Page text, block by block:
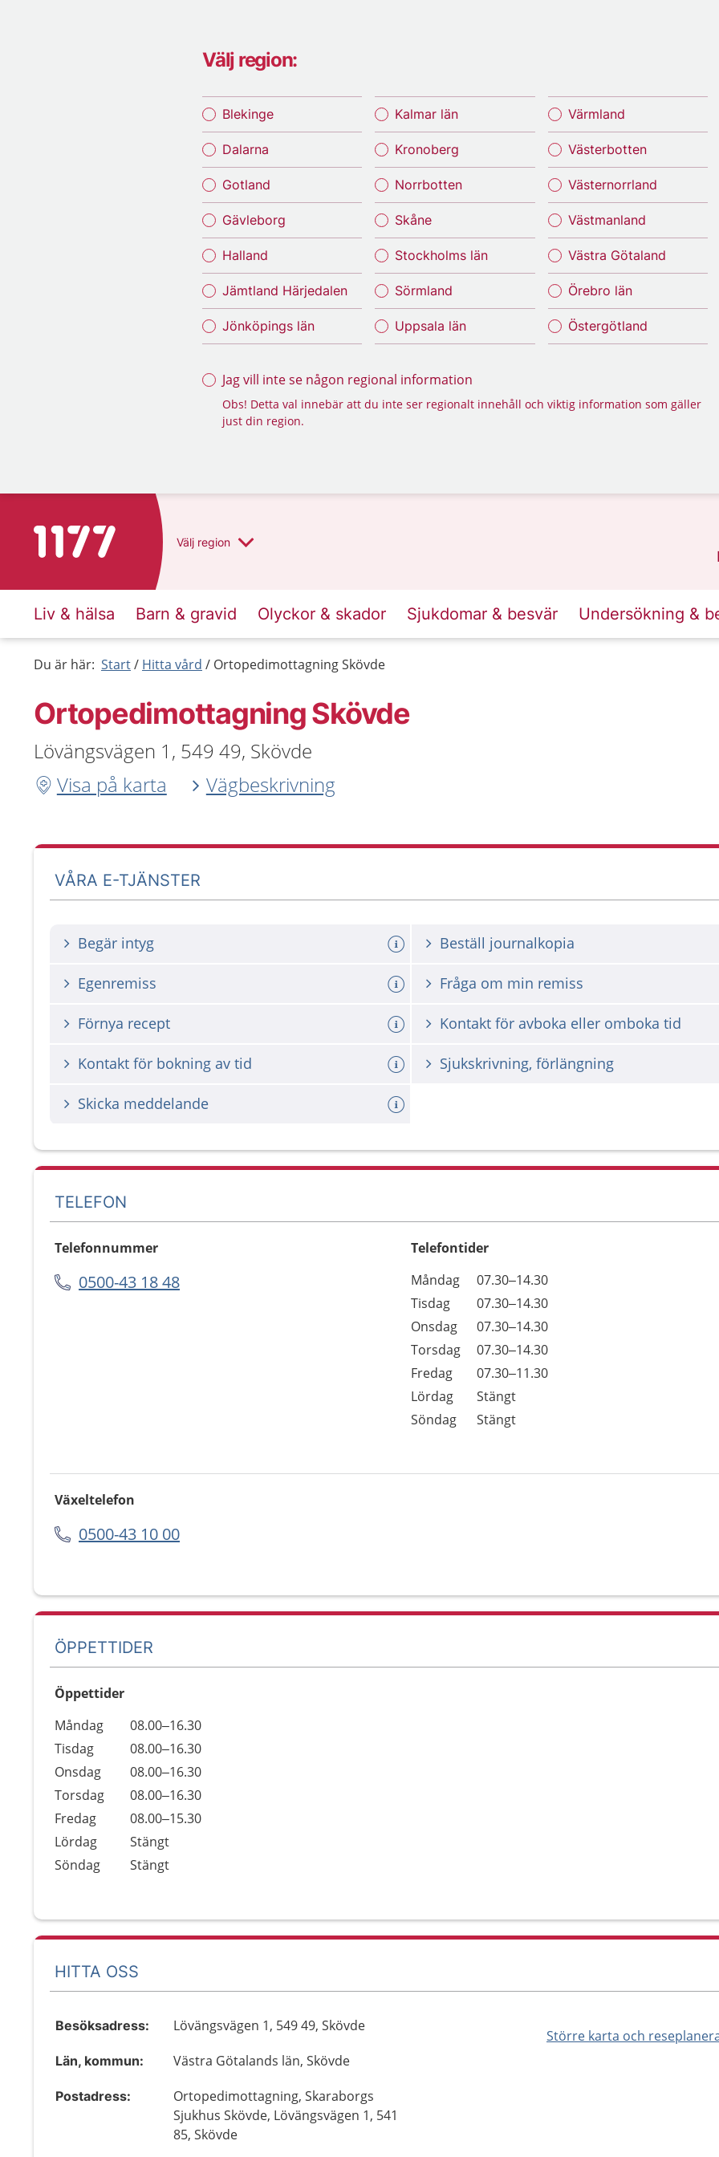
Välj region:
Blekinge
Dalarna
Gotland
Gävleborg
Halland
Jämtland Härjedalen
Jönköpings län
Kalmar län
Kronoberg
Norrbotten
Skåne
Stockholms län
Sörmland
Uppsala län
Värmland
Västerbotten
Västernorrland
Västmanland
Västra Götaland
Örebro län
Östergötland
Jag vill inte se någon regional information
Obs! Detta val innebär att du inte ser regionalt innehåll och viktig information som gäller
just din region.
Till startsidan för 1177 Välj region
Liv & hälsa Barn & gravid Olyckor & skador Sjukdomar & besvär Undersökning &
Du är här: Start Hitta vård Ortopedimottagning Skövde
Ortopedimottagning Skövde
Lövängsvägen 1, 549 49, Skövde
Visa på karta
Vägbeskrivning
VÅRA E-TJÄNSTER
Begär intyg Beställ journalkopia
Egenremiss Fråga om min remiss
Förnya recept Kontakt för avboka eller omboka tid
Kontakt för bokning av tid Sjukskrivning, förlängning
Skicka meddelande
TELEFON
Telefonnummer
0500-43 18 48
Telefontider
Dag
Öppettider
Kommentarer
Måndag
07.30–14.30
Tisdag
07.30–14.30
Onsdag
07.30–14.30
Torsdag
07.30–14.30
Fredag
07.30–11.30
Lördag
Stängt
Söndag
Stängt
Växeltelefon
0500-43 10 00
ÖPPETTIDER
Öppettider
Dag
Öppettider
Kommentarer
Måndag
08.00–16.30
Tisdag
08.00–16.30
Onsdag
08.00–16.30
Torsdag
08.00–16.30
Fredag
08.00–15.30
Lördag
Stängt
Söndag
Stängt
HITTA OSS
Större karta och
Besöksadress: Lövängsvägen 1, 549 49, Skövde
Län, kommun: Västra Götalands län, Skövde
Postadress:
Ortopedimottagning, Skaraborgs
Sjukhus Skövde, Lövängsvägen 1, 541
85, Skövde